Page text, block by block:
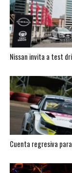
Nissan invita a test
Cuenta regresiva